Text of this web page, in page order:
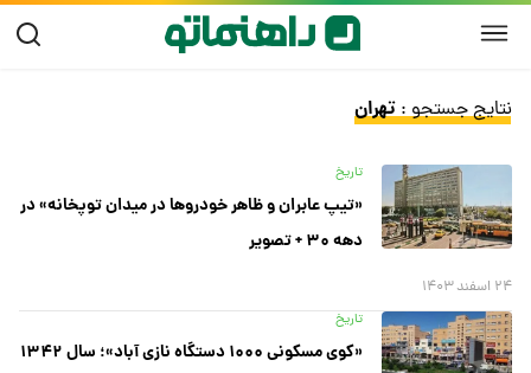
نتایج جستجو :تهران
تاریخ
«تیپ عابران و ظاهر خودروها در میدان توپخانه» در
دهه ۳۰ + تصویر
۲۴ اسفند ۱۴۰۳
تاریخ
«کوی مسکونی ۱۰۰۰ دستگاه نازی آباد»؛ سال ۱۳۴۲